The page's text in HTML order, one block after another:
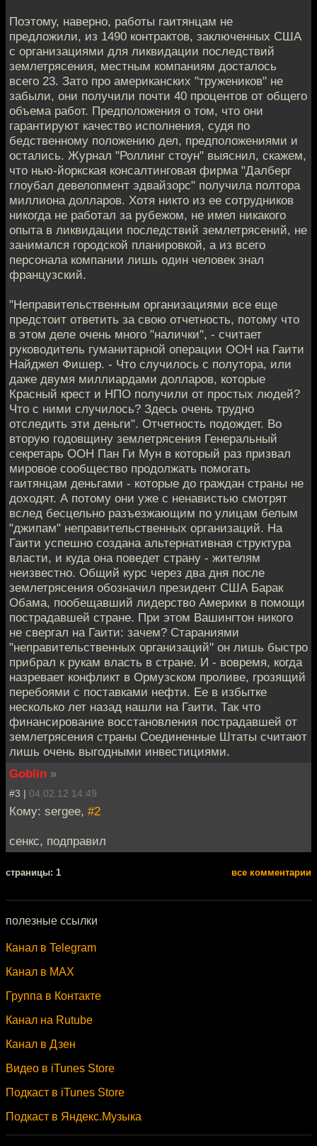
Поэтому, наверно, работы гаитянцам не
предложили, из 1490 контрактов, заключенных США
с организациями для ликвидации последствий
землетрясения, местным компаниям досталось
всего 23. Зато про американских "тружеников" не
забыли, они получили почти 40 процентов от общего
объема работ. Предположения о том, что они
гарантируют качество исполнения, судя по
бедственному положению дел, предположениями и
остались. Журнал "Роллинг стоун" выяснил, скажем,
что нью-йоркская консалтинговая фирма "Далберг
глоубал девелопмент эдвайзорс" получила полтора
миллиона долларов. Хотя никто из ее сотрудников
никогда не работал за рубежом, не имел никакого
опыта в ликвидации последствий землетрясений, не
занимался городской планировкой, а из всего
персонала компании лишь один человек знал
французский.
"Неправительственным организациями все еще
предстоит ответить за свою отчетность, потому что
в этом деле очень много "налички", - считает
руководитель гуманитарной операции ООН на Гаити
Найджел Фишер. - Что случилось с полутора, или
даже двумя миллиардами долларов, которые
Красный крест и НПО получили от простых людей?
Что с ними случилось? Здесь очень трудно
отследить эти деньги". Отчетность подождет. Во
вторую годовщину землетрясения Генеральный
секретарь ООН Пан Ги Мун в который раз призвал
мировое сообщество продолжать помогать
гаитянцам деньгами - которые до граждан страны не
доходят. А потому они уже с ненавистью смотрят
вслед бесцельно разъезжающим по улицам белым
"джипам" неправительственных организаций. На
Гаити успешно создана альтернативная структура
власти, и куда она поведет страну - жителям
неизвестно. Общий курс через два дня после
землетрясения обозначил президент США Барак
Обама, пообещавший лидерство Америки в помощи
пострадавшей стране. При этом Вашингтон никого
не свергал на Гаити: зачем? Стараниями
"неправительственных организаций" он лишь быстро
прибрал к рукам власть в стране. И - вовремя, когда
назревает конфликт в Ормузском проливе, грозящий
перебоями с поставками нефти. Ее в избытке
несколько лет назад нашли на Гаити. Так что
финансирование восстановления пострадавшей от
землетрясения страны Соединенные Штаты считают
лишь очень выгодными инвестициями.
Goblin »
#3 | 04.02.12 14:49
Кому: sergee, #2
сенкс, подправил
cтраницы: 1 все комментарии
полезные ссылки
Канал в Telegram
Канал в MAX
Группа в Контакте
Канал на Rutube
Канал в Дзен
Видео в iTunes Store
Подкаст в iTunes Store
Подкаст в Яндекс.Музыка